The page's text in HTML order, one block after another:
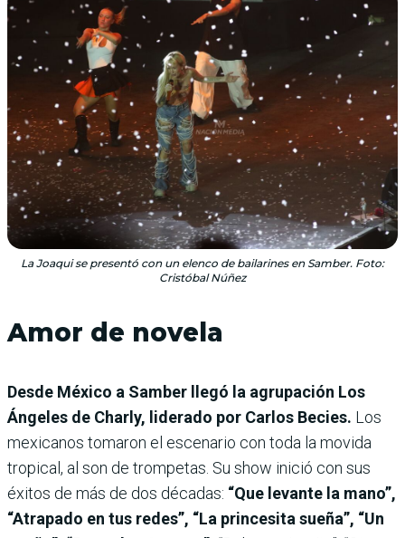
La Joaqui se presentó con un elenco de bailarines en Samber. Foto:
Cristóbal Núñez
Amor de novela
Desde México a Samber llegó la agrupación Los
Ángeles de Charly, liderado por Carlos Becies. Los
mexicanos tomaron el escenario con toda la movida
tropical, al son de trompetas. Su show inició con sus
éxitos de más de dos décadas: “Que levante la mano”,
“Atrapado en tus redes”, “La princesita sueña”, “Un